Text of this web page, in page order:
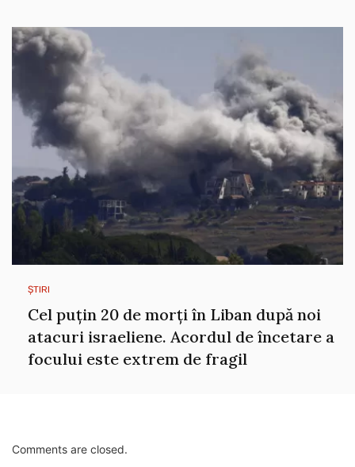
ȘTIRI
Cel puțin 20 de morți în Liban după noi
atacuri israeliene. Acordul de încetare a
focului este extrem de fragil
Comments are closed.